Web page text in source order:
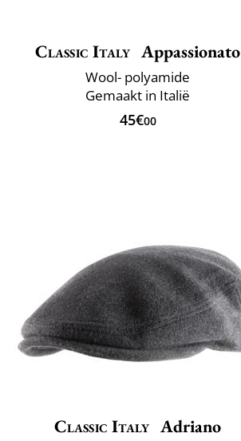
Classic Italy Appassionato
Wool- polyamide
Gemaakt in Italië
45€00
Classic Italy Adriano